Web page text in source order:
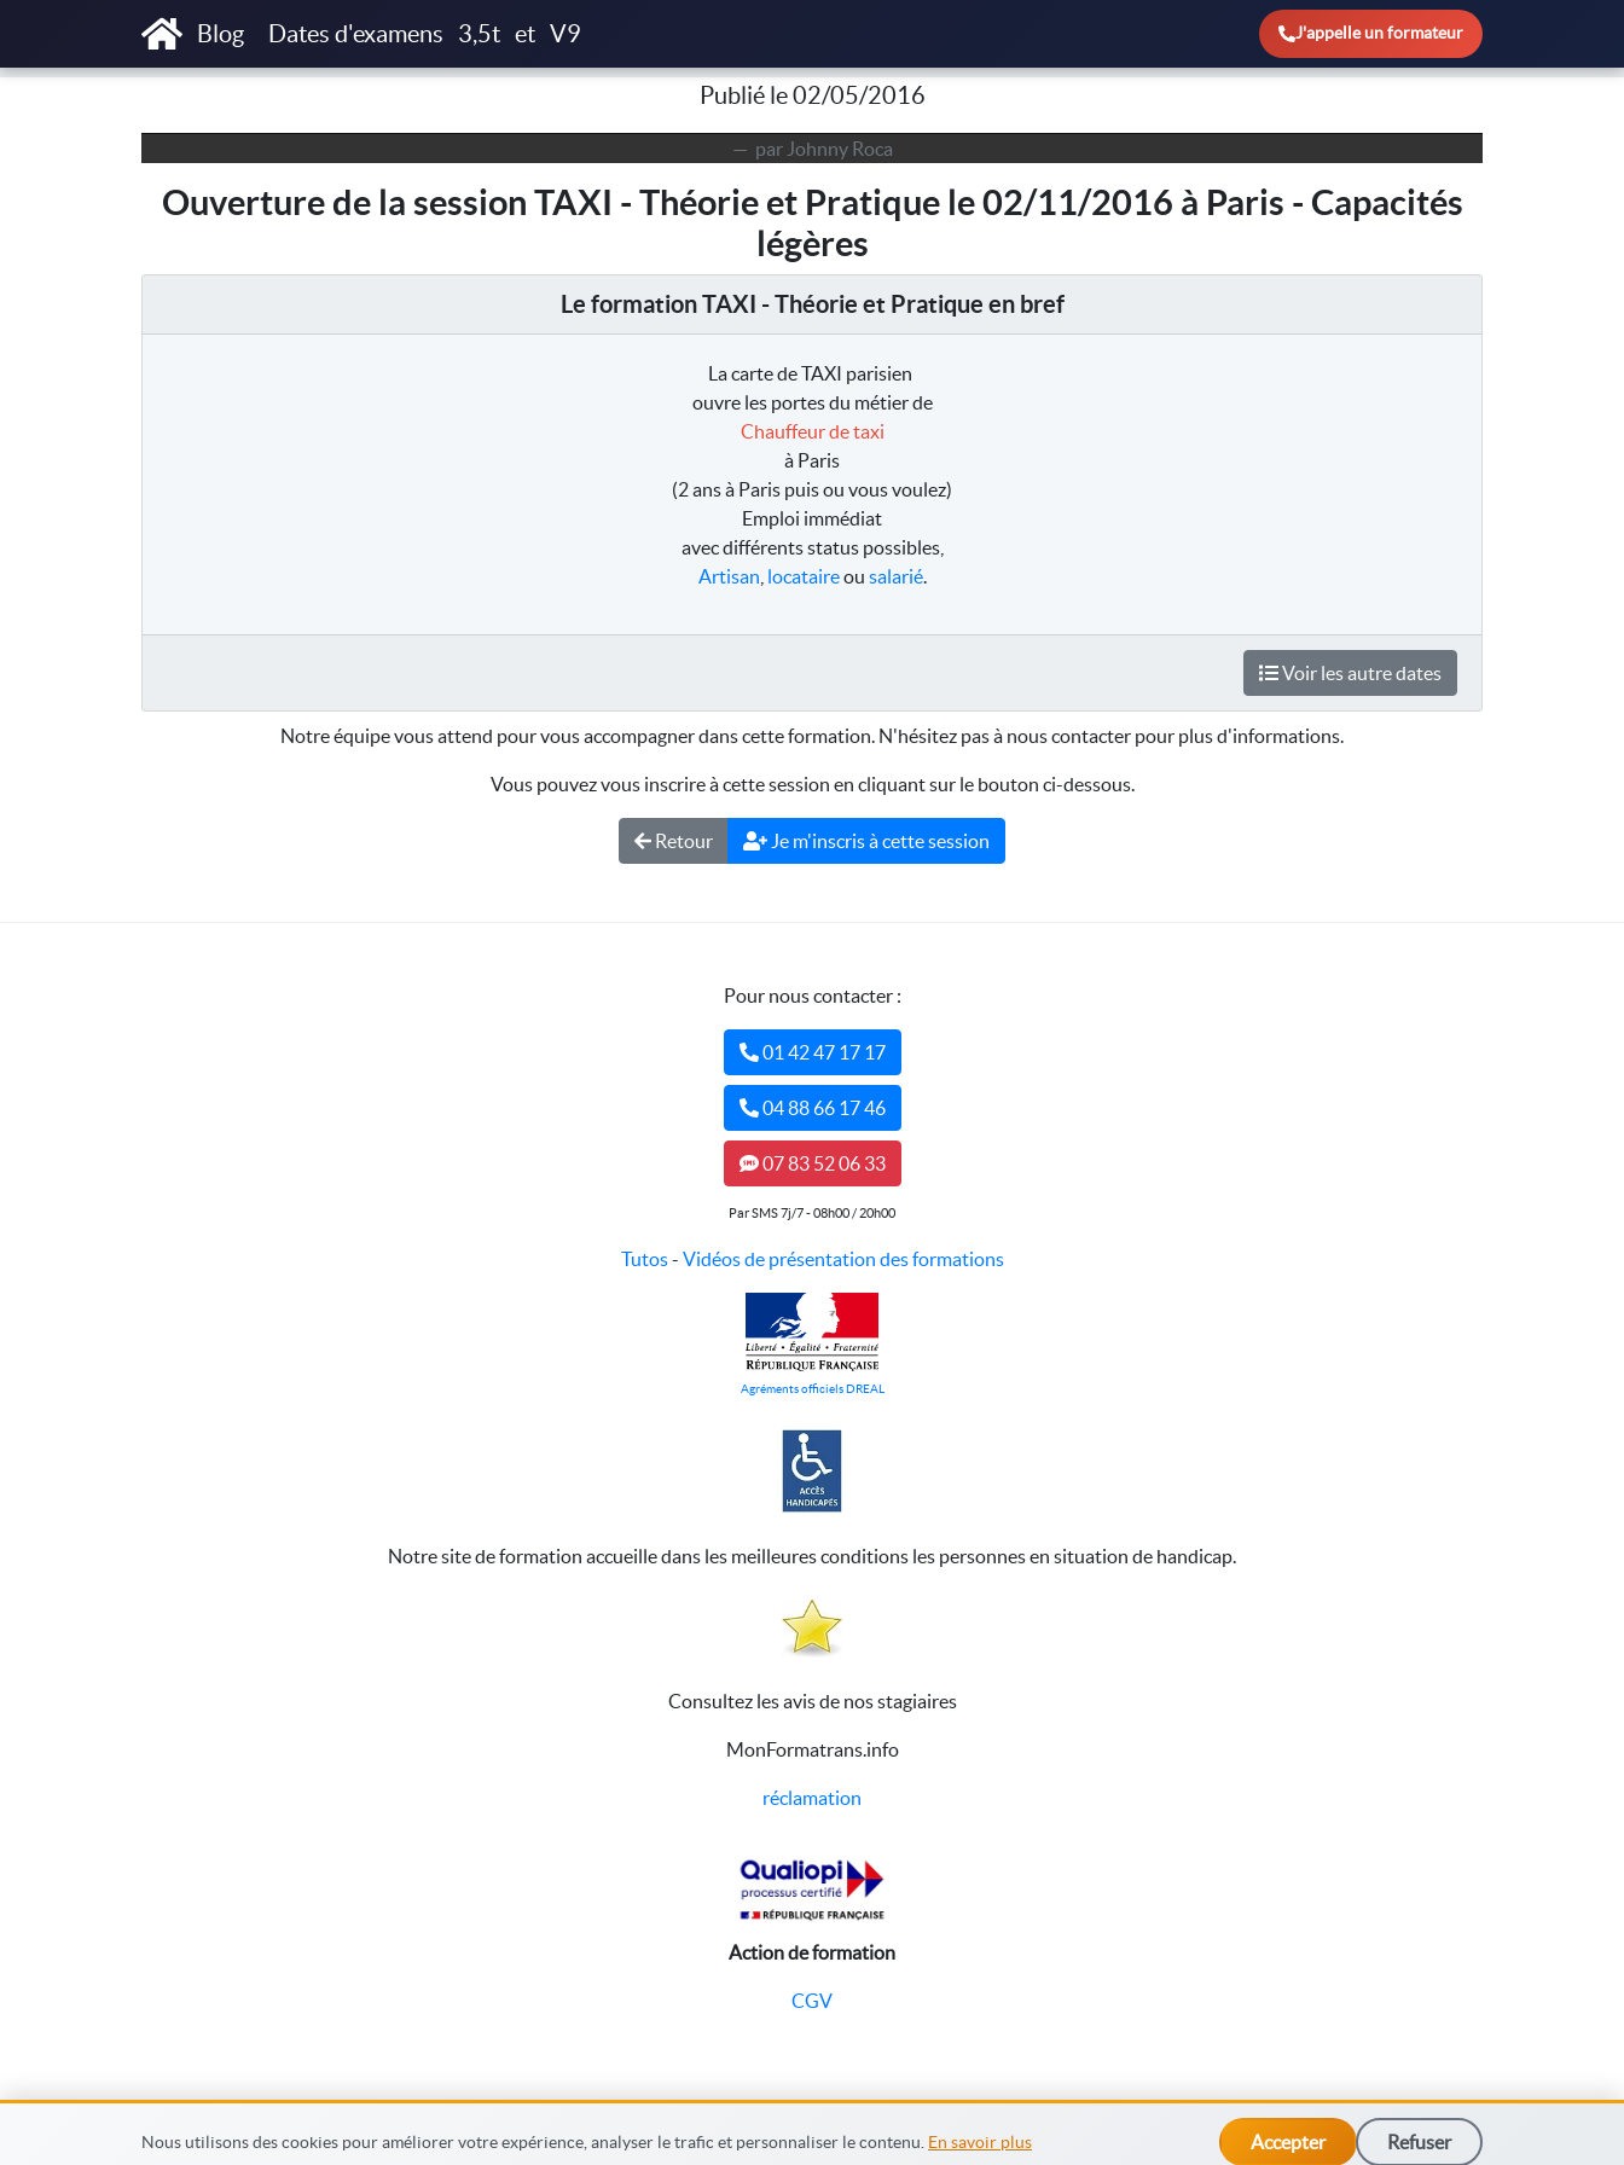
Blog Dates d'examens 3,5t et V9 J'appelle un formateur
Nous utilisons des cookies pour améliorer votre expérience, analyser le trafic et personnaliser le contenu. En savoir plus Accepter Refuser
Accueil Articles Ouverture de la session de TAXI - Théorie et Pratique du 02/11/2016 à Paris - Capacités légères
Publié le 02/05/2016
par Johnny Roca
Ouverture de la session TAXI - Théorie et Pratique le 02/11/2016 à Paris - Capacités
légères
Le formation TAXI - Théorie et Pratique en bref
La carte de TAXI parisien
ouvre les portes du métier de
Chauffeur de taxi
à Paris
(2 ans à Paris puis ou vous voulez)
Emploi immédiat
avec différents status possibles,
Artisan locataireou salarié.
Voir les autre dates
Notre équipe vous attend pour vous accompagner dans cette formation. N'hésitez pas à nous contacter pour plus d'informations.
Vous pouvez vous inscrire à cette session en cliquant sur le bouton ci-dessous.
Retour Je m'inscris à cette session
Pour nous contacter :
01 42 47 17 17
04 88 66 17 46
07 83 52 06 33
Par SMS 7j/7 - 08h00 / 20h00
Tutos- Vidéos de présentation des formations
Agréments officiels DREAL
Notre site de formation accueille dans les meilleures conditions les personnes en situation de handicap.
Consultez les avis de nos stagiaires
MonFormatrans.info
réclamation
Action de formation
CGV
© MonFormateur.info 2026 Conditions générales Mention légales Contactez nous